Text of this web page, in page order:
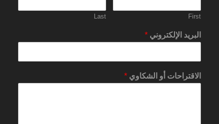
First
Last
البريد الإلكتروني*
الاقتراحات أو الشكاوي*